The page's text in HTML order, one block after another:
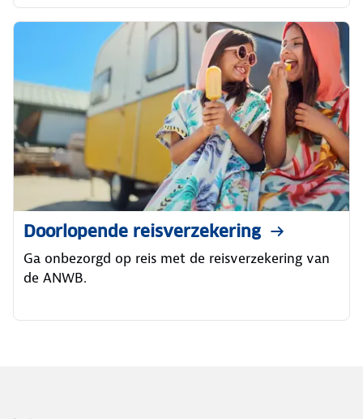
Doorlopende reisverzekering
Ga onbezorgd op reis met de reisverzekering van
de ANWB.